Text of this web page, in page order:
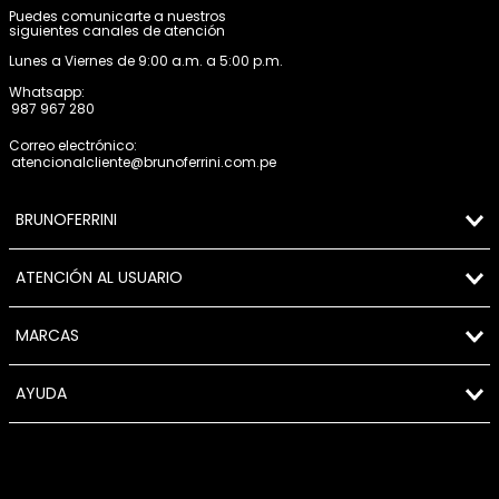
Puedes comunicarte a nuestros
siguientes canales de atención
Lunes a Viernes de 9:00 a.m. a 5:00 p.m.
Whatsapp:
987 967 280
Correo electrónico:
atencionalcliente@brunoferrini.com.pe
BRUNOFERRINI
ATENCIÓN AL USUARIO
MARCAS
AYUDA